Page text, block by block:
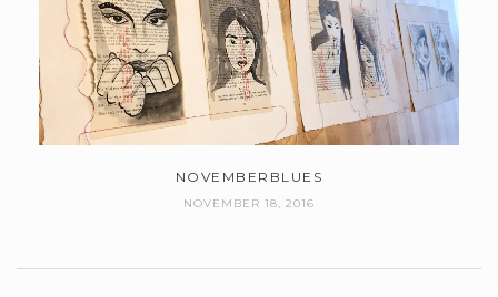
NOVEMBERBLUES
NOVEMBER 18, 2016